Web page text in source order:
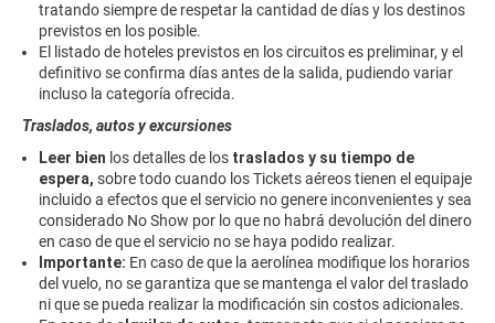
tratando siempre de respetar la cantidad de días y los destinos
previstos en los posible.
El listado de hoteles previstos en los circuitos es preliminar, y el
definitivo se confirma días antes de la salida, pudiendo variar
incluso la categoría ofrecida.
Traslados, autos y excursiones
Leer bien los detalles de los traslados y su tiempo de
espera, sobre todo cuando los Tickets aéreos tienen el equipaje
incluido a efectos que el servicio no genere inconvenientes y sea
considerado No Show por lo que no habrá devolución del dinero
en caso de que el servicio no se haya podido realizar.
Importante: En caso de que la aerolínea modifique los horarios
del vuelo, no se garantiza que se mantenga el valor del traslado
ni que se pueda realizar la modificación sin costos adicionales.